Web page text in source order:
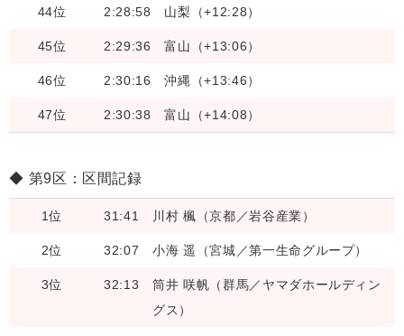
44位 2:28:58 山梨（+12:28）
45位 2:29:36 富山（+13:06）
46位 2:30:16 沖縄（+13:46）
47位 2:30:38 富山（+14:08）
第9区：区間記録
1位 31:41 川村 楓（京都／岩谷産業）
2位 32:07 小海 遥（宮城／第一生命グループ）
3位 32:13
筒井 咲帆（群馬／ヤマダホールディン
グス）